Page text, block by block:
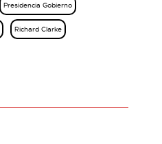
Presidencia Gobierno
Richard Clarke